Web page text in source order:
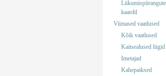
kaardil
Viimased vaatlused
Kõik vaatlused
Kaitsealused liigid
Imetajad
Kahepaiksed